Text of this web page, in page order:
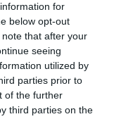
for
below opt-out
that after your
seeing
utilized by
parties prior to
of the further
third parties on the